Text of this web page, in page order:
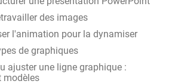
des images
l'animation pour la dynamiser
de graphiques
ajuster une ligne graphique :
modèles